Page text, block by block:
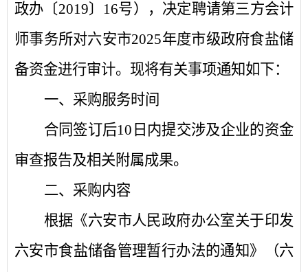
政办 〔2019〕 16号） ，决定聘请第三方会计
师事务所对六安市2025年度市级政府食盐储
备资金进行审计。现将有关事项通知如下：
一、采购服务时间
合同签订后10 日内提交涉及企业的资金
审查报告及相关附属成果。
二、采购内容
根据《六安市人民政府办公室关于印发
六安市食盐储备管理暂行办法的通知》（六